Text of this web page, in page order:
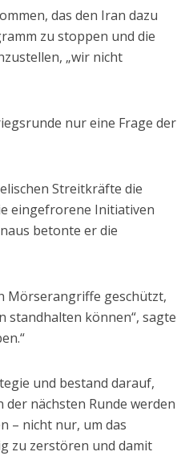
das den Iran dazu
zu stoppen und die
„wir nicht
nur eine Frage der
Streitkräfte die
eingefrorene Initiativen
betonte er die
Mörserangriffe geschützt,
standhalten können“, sagte
und bestand darauf,
nächsten Runde werden
– nicht nur, um das
zu zerstören und damit